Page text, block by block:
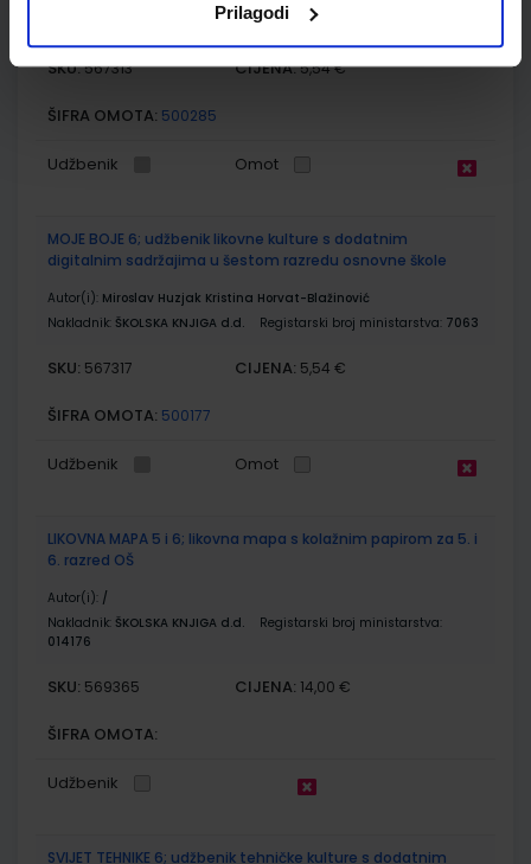
Prilagodi
PROFIL KLETT d.o.o. Registarski broj ministarstva:
SKU:567313 CIJENA:5,54 €
ŠIFRA OMOTA: 500285
Udžbenik Omot
MOJE BOJE 6; udžbenik likovne kulture s dodatnim
digitalnim sadržajima u šestom razredu osnovne škole
Autor(i): Miroslav Huzjak Kristina Horvat-Blažinović
Nakladnik: ŠKOLSKA KNJIGA d.d. Registarski broj ministarstva: 7063
SKU: 567317 CIJENA: 5,54 €
ŠIFRA OMOTA: 500177
Udžbenik Omot
LIKOVNA MAPA 5 i 6; likovna mapa s kolažnim papirom za 5. i
6. razred OŠ
Autor(i): /
Nakladnik: ŠKOLSKA KNJIGA d.d.
Registarski broj ministarstva:
014176
SKU: 569365 CIJENA: 14,00 €
ŠIFRA OMOTA:
Udžbenik
SVIJET TEHNIKE 6; udžbenik tehničke kulture s dodatnim